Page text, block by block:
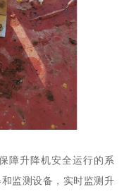
障升降机安全运行的系
监测设备，实时监测升